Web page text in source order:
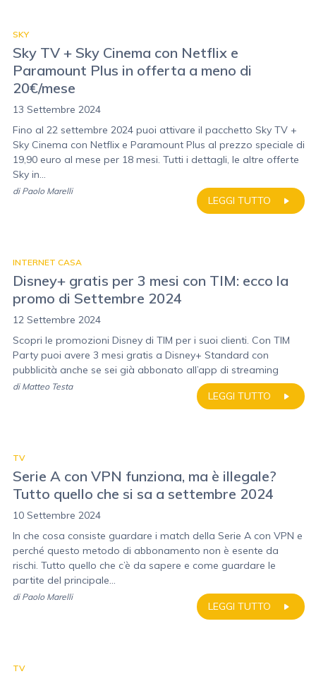
SKY
Sky TV + Sky Cinema con Netflix e
Paramount Plus in offerta a meno di
20€/mese
13 Settembre 2024
Fino al 22 settembre 2024 puoi attivare il pacchetto Sky TV +
Sky Cinema con Netflix e Paramount Plus al prezzo speciale di
19,90 euro al mese per 18 mesi. Tutti i dettagli, le altre offerte
Sky in...
LEGGI TUTTO
di Paolo Marelli
INTERNET CASA
Disney+ gratis per 3 mesi con TIM: ecco la
promo di Settembre 2024
12 Settembre 2024
Scopri le promozioni Disney di TIM per i suoi clienti. Con TIM
Party puoi avere 3 mesi gratis a Disney+ Standard con
pubblicità anche se sei già abbonato all’app di streaming
LEGGI TUTTO
di Matteo Testa
TV
Serie A con VPN funziona, ma è illegale?
Tutto quello che si sa a settembre 2024
10 Settembre 2024
In che cosa consiste guardare i match della Serie A con VPN e
perché questo metodo di abbonamento non è esente da
rischi. Tutto quello che c’è da sapere e come guardare le
partite del principale...
LEGGI TUTTO
di Paolo Marelli
TV